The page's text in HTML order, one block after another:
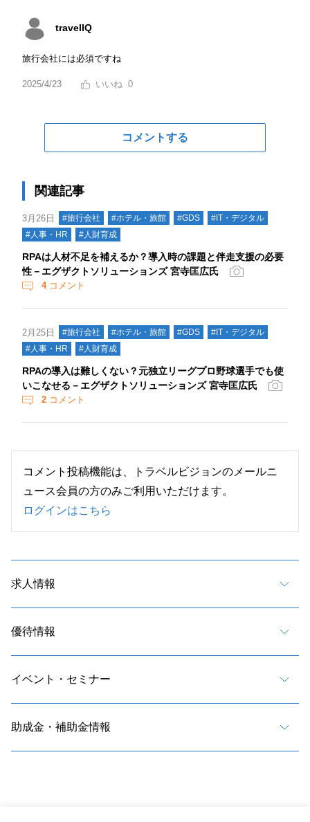
travelIQ
旅行会社には必須ですね
2025/4/23 0
コメントする
関連記事
3月26日 #旅行会社 #ホテル・旅館 #GDS
#IT・デジタル
#人事・HR
#人財育成
RPAは人材不足を補えるか？導入時の課題と伴走支援の必要
性－エグザクトソリューションズ 宮寺匡広氏
4コメント
2月25日 #旅行会社 #ホテル・旅館 #GDS
#IT・デジタル
#人事・HR
#人財育成
RPAの導入は難しくない？元独立リーグプロ野球選手でも使
いこなせる－エグザクトソリューションズ 宮寺匡広氏
2 コメント
コメント投稿機能は、トラベルビジョンのメールニ
ュース会員の方のみご利用いただけます。
ログインはこちら
求人情報
優待情報
イベント・セミナー
助成金・補助金情報